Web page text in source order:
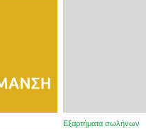
Εξαρτήματα σωλήνων